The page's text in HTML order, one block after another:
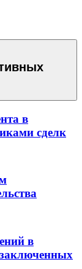
в
сделк
в